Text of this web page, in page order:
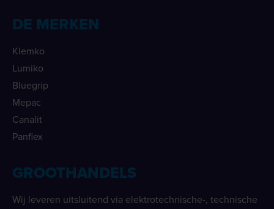
DE MERKEN
Klemko
Lumiko
Bluegrip
Mepac
Canalit
Panflex
GROOTHANDELS
Wij leveren uitsluitend via elektrotechnische-, technische